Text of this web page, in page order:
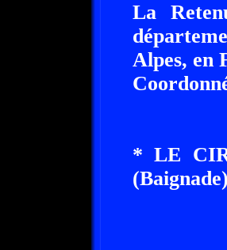
La
Alpes, en
* LE
(Baignade)